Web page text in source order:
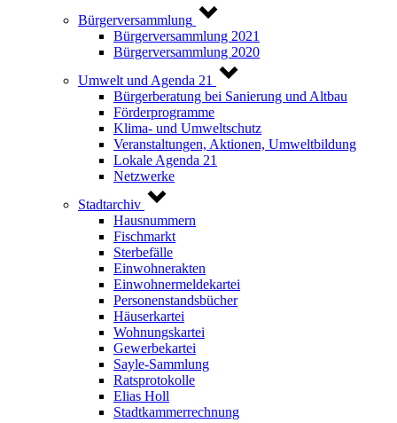
Bürgerversammlung
Bürgerversammlung 2021
Bürgerversammlung 2020
Umwelt und Agenda 21
Bürgerberatung bei Sanierung und Altbau
Förderprogramme
Klima- und Umweltschutz
Veranstaltungen, Aktionen, Umweltbildung
Lokale Agenda 21
Netzwerke
Stadtarchiv
Hausnummern
Fischmarkt
Sterbefälle
Einwohnerakten
Einwohnermeldekartei
Personenstandsbücher
Häuserkartei
Wohnungskartei
Gewerbekartei
Sayle-Sammlung
Ratsprotokolle
Elias Holl
Stadtkammerrechnung